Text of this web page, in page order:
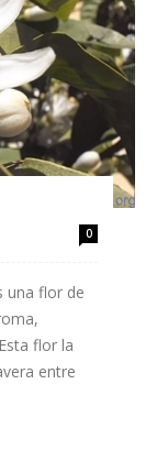
0
una flor de
flor la
entre